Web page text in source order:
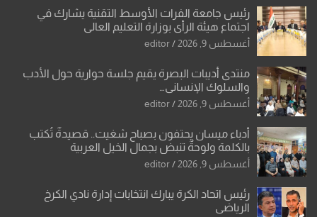
رئيس جامعة الفرات الأوسط التقنية يشارك في
اجتماع هيئة الرأي بوزارة التعليم العالي
أغسطس 9, 2026 editor
منتدى أديبات البصرة يقيم جلسة حوارية حول الأدب
والسلوك الإنساني…
أغسطس 9, 2026 editor
أدباء ميسان يحتفون بصباح شغيت.. قصيدةٌ تُكتب
بالكلمة ولوحةٌ تنبض بجمال الخيل العربية
أغسطس 9, 2026 editor
رئيس اتحاد الكرة يبارك انتخابات إدارة نادي الكرخ
الرياضي